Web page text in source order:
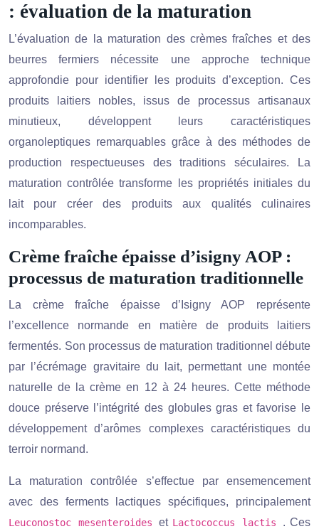
: évaluation de la maturation
L’évaluation de la maturation des crèmes fraîches et des
beurres fermiers nécessite une approche technique
approfondie pour identifier les produits d’exception. Ces
produits laitiers nobles, issus de processus artisanaux
minutieux, développent leurs caractéristiques
organoleptiques remarquables grâce à des méthodes de
production respectueuses des traditions séculaires. La
maturation contrôlée transforme les propriétés initiales du
lait pour créer des produits aux qualités culinaires
incomparables.
Crème fraîche épaisse d’isigny AOP :
processus de maturation traditionnelle
La crème fraîche épaisse d’Isigny AOP représente
l’excellence normande en matière de produits laitiers
fermentés. Son processus de maturation traditionnel débute
par l’écrémage gravitaire du lait, permettant une montée
naturelle de la crème en 12 à 24 heures. Cette méthode
douce préserve l’intégrité des globules gras et favorise le
développement d’arômes complexes caractéristiques du
terroir normand.
La maturation contrôlée s’effectue par ensemencement
avec des ferments lactiques spécifiques, principalement
Leuconostoc mesenteroideset Lactococcus lactis . Ces